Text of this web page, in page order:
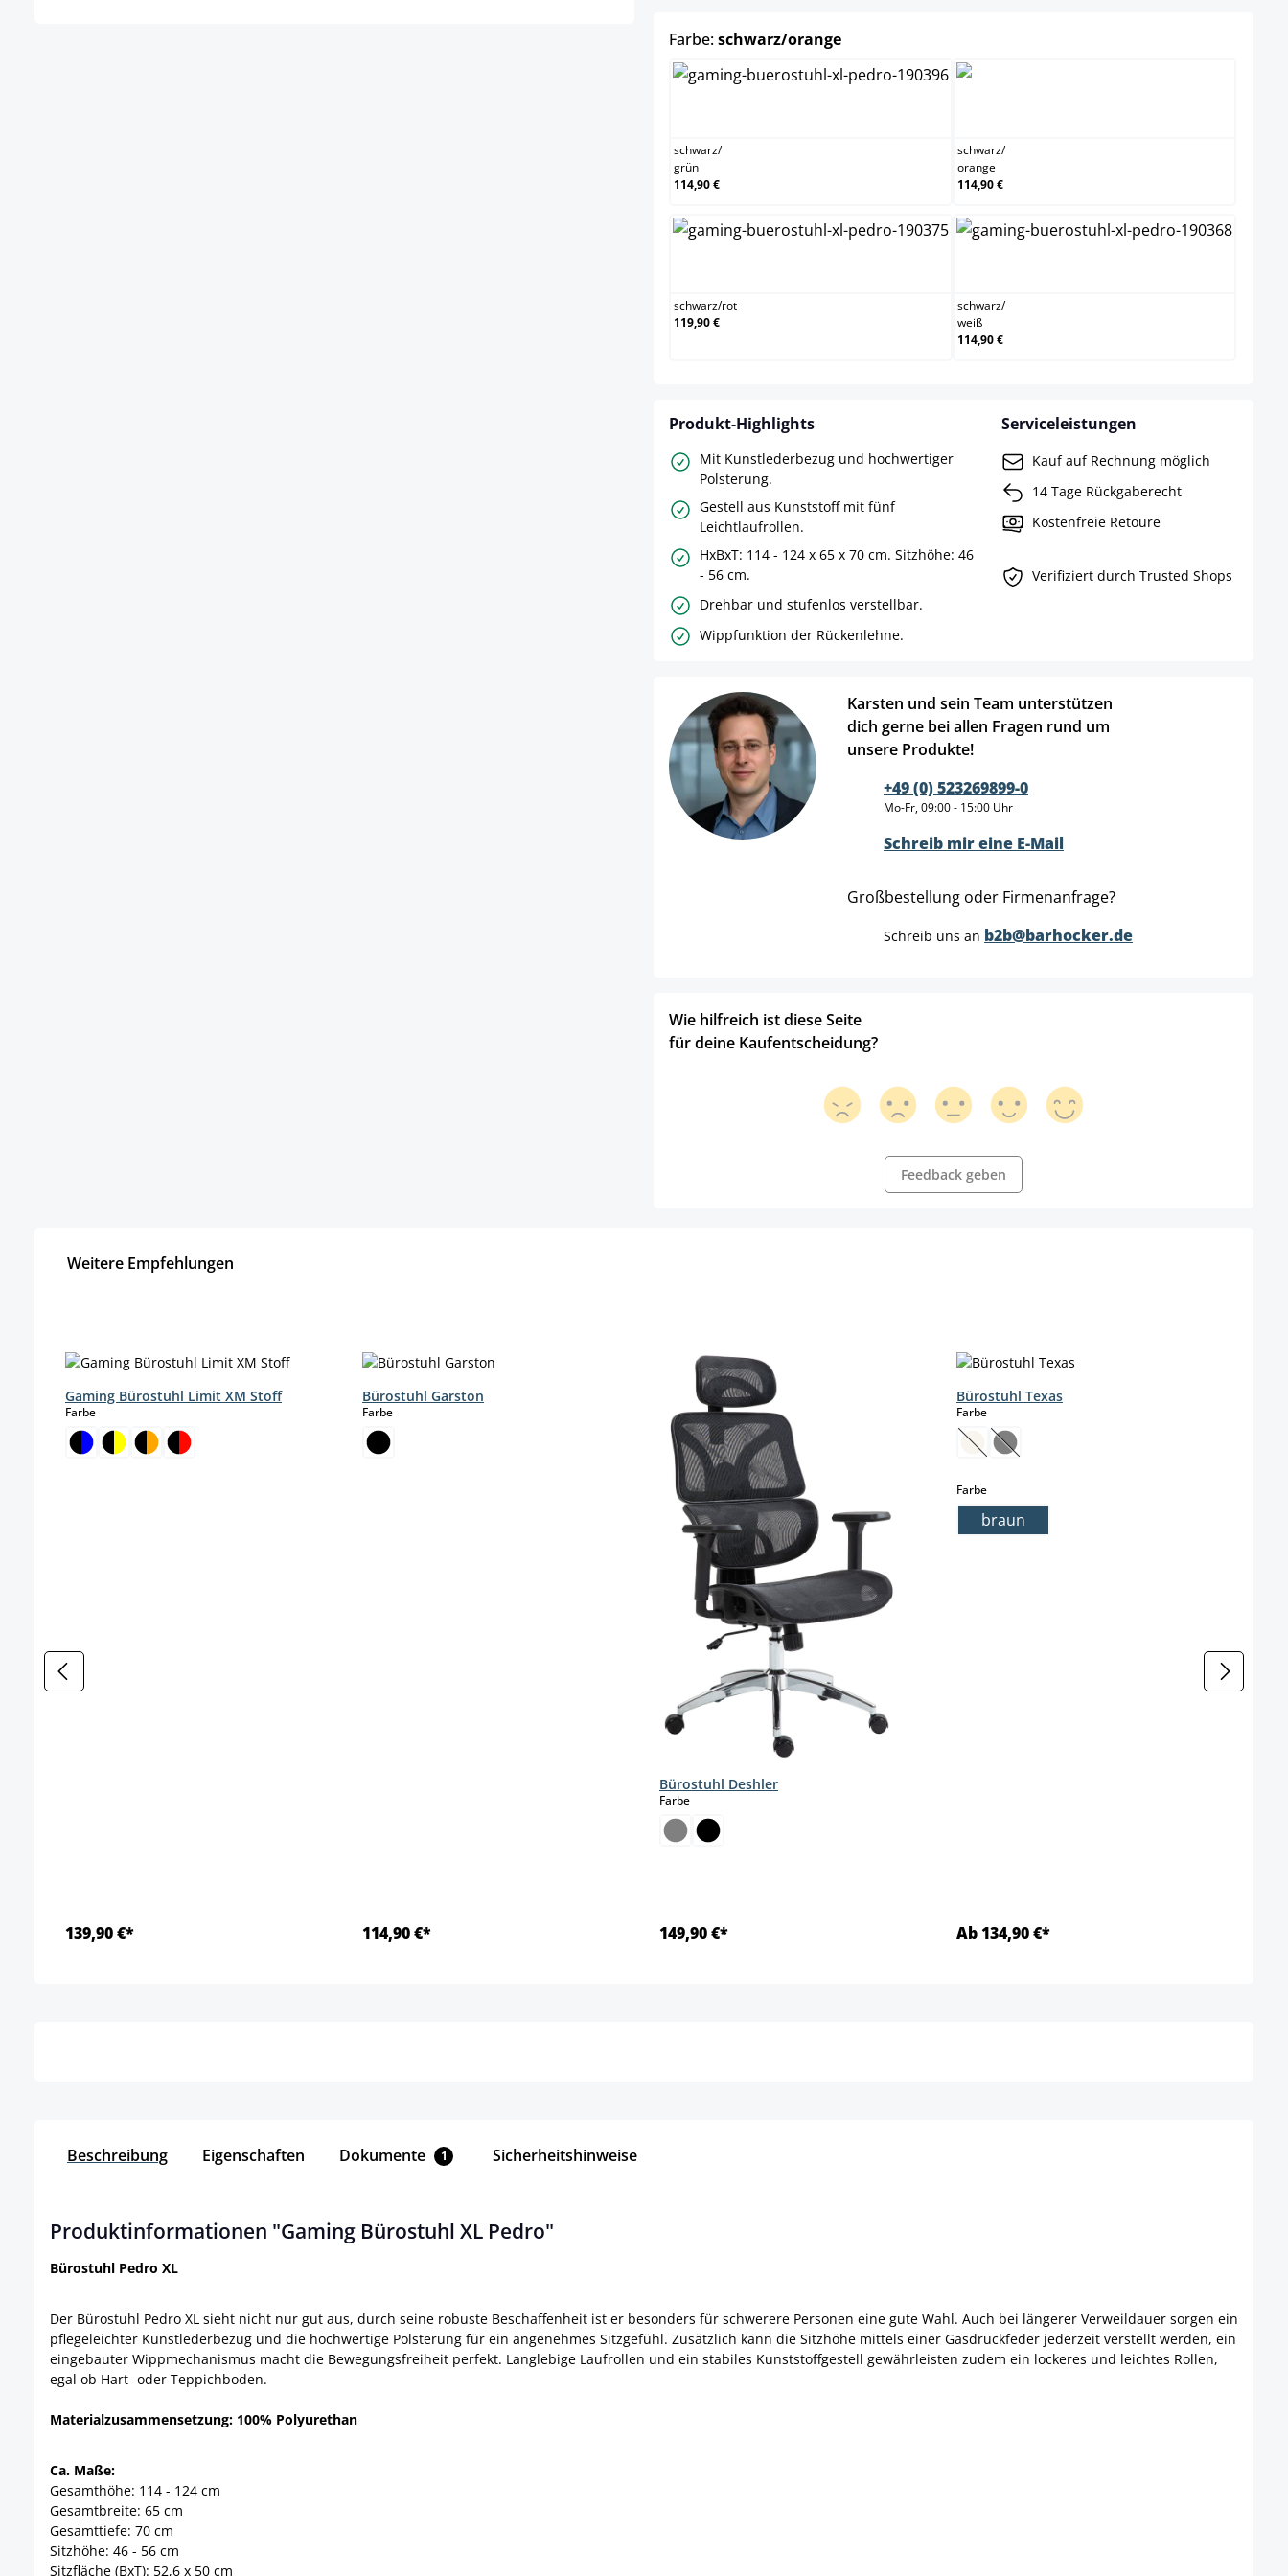
Farbe:schwarz/orangeauswählen
schwarz/
grün
114,90 €
schwarz/
orange
114,90 €
schwarz/rot
119,90 €
schwarz/
weiß
114,90 €
Produkt-Highlights
Mit Kunstlederbezug und hochwertiger
Polsterung.
Gestell aus Kunststoff mit fünf
Leichtlaufrollen.
HxBxT: 114 - 124 x 65 x 70 cm. Sitzhöhe: 46
- 56 cm.
Drehbar und stufenlos verstellbar.
Wippfunktion der Rückenlehne.
Serviceleistungen
Kauf auf Rechnung möglich
14 Tage Rückgaberecht
Kostenfreie Retoure
Verifiziert durch Trusted Shops
Karsten und sein Team unterstützen
dich gerne bei allen Fragen rund um
unsere Produkte!
+49 (0) 523269899-0
Mo-Fr, 09:00 - 15:00 Uhr
Schreib mir eine E-Mail
Großbestellung oder Firmenanfrage?
Schreib uns an b2b@barhocker.de
Wie hilfreich ist diese Seite
für deine Kaufentscheidung?
Feedback geben
Weitere Empfehlungen
Gaming Bürostuhl Limit XM Stoff
Farbeauswählen
139,90 €*
Bürostuhl Garston
Farbeauswählen
114,90 €*
Bürostuhl Deshler
Farbeauswählen
149,90 €*
Bürostuhl Texas
Farbeauswählen
(Diese Option ist zurzeit nicht verfügbar.)
(Diese Option ist zurzeit nicht verfügbar.)
Farbeauswählen
braun
Ab 134,90 €*
Beschreibung Eigenschaften Dokumente 1 Sicherheitshinweise
Produktinformationen "Gaming Bürostuhl XL Pedro"
Bürostuhl Pedro XL
Der Bürostuhl Pedro XL sieht nicht nur gut aus, durch seine robuste Beschaffenheit ist er besonders für schwerere Personen eine gute Wahl. Auch bei längerer Verweildauer sorgen ein
pflegeleichter Kunstlederbezug und die hochwertige Polsterung für ein angenehmes Sitzgefühl. Zusätzlich kann die Sitzhöhe mittels einer Gasdruckfeder jederzeit verstellt werden, ein
eingebauter Wippmechanismus macht die Bewegungsfreiheit perfekt. Langlebige Laufrollen und ein stabiles Kunststoffgestell gewährleisten zudem ein lockeres und leichtes Rollen,
egal ob Hart- oder Teppichboden.
Materialzusammensetzung: 100% Polyurethan
Ca. Maße:
Gesamthöhe: 114 - 124 cm
Gesamtbreite: 65 cm
Gesamttiefe: 70 cm
Sitzhöhe: 46 - 56 cm
Sitzfläche (BxT): 52,6 x 50 cm